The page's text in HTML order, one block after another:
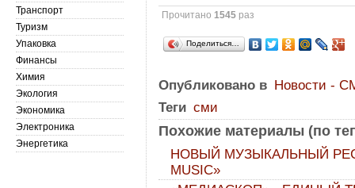
Прочитано1545 раз
Поделиться…
Опубликовано в Новости -
Теги сми
Похожие материалы (по
НОВЫЙ МУЗЫКАЛЬНЫЙ
MUSIC»
Транспорт
Туризм
Упаковка
Финансы
Химия
Экология
Экономика
Электроника
Энергетика